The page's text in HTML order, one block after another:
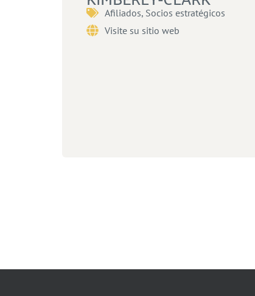
Afiliados, Socios estratégicos
Visite su sitio web